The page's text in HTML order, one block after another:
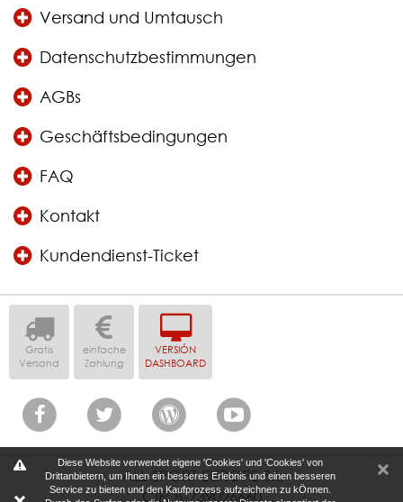
Diese Website verwendet eigene 'Cookies' und 'Cookies' von
Drittanbietern, um Ihnen ein besseres Erlebnis und einen besseren
Service zu bieten und den Kaufprozess aufzeichnen zu kÖnnen.
Versand und Umtausch
Datenschutzbestimmungen
AGBs
Geschäftsbedingungen
FAQ
Kontakt
Kundendienst-Ticket
Gratis
Versand
einfache
Zahlung
VERSIÓN
DASHBOARD
ALL SPORT EUROPE S.L
CIF: B-739026660